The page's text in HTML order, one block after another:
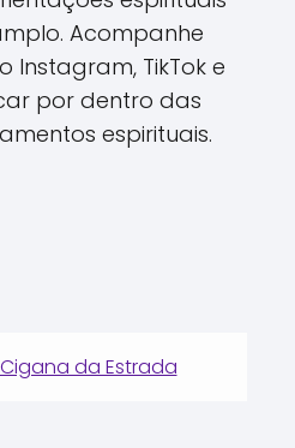
Acompanhe
Instagram, TikTok e
por dentro das
espirituais.
da Estrada